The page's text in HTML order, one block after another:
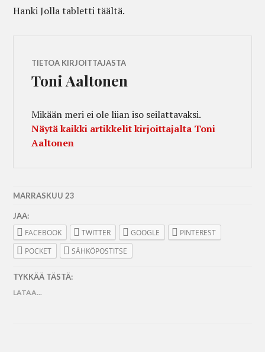
Hanki Jolla tabletti täältä.
TIETOA KIRJOITTAJASTA
Toni Aaltonen
Mikään meri ei ole liian iso seilattavaksi.
Näytä kaikki artikkelit kirjoittajalta Toni
Aaltonen
MARRASKUU 23
JAA:
FACEBOOK TWITTER GOOGLE
PINTEREST
POCKET
SÄHKÖPOSTITSE
TYKKÄÄ TÄSTÄ:
LATAA...